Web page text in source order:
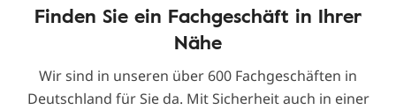
Finden Sie ein Fachgeschäft in Ihrer
Nähe
Wir sind in unseren über 600 Fachgeschäften in
Deutschland für Sie da. Mit Sicherheit auch in einer